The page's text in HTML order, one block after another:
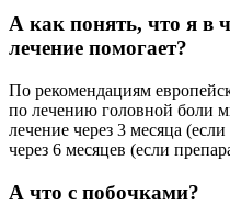
А как понять, что я в
лечение помогает?
По рекомендациям
по лечению головной боли
лечение через 3 месяца
через 6 месяцев (если
А что с побочками?